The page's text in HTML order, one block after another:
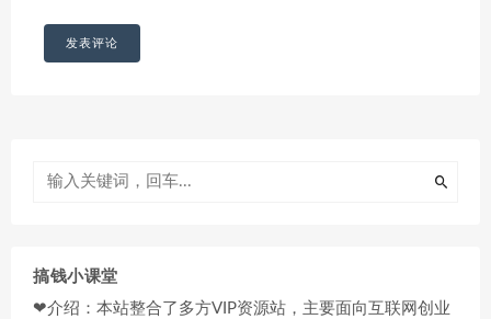
搞钱小课堂
❤介绍：本站整合了多方VIP资源站，主要面向互联网创业